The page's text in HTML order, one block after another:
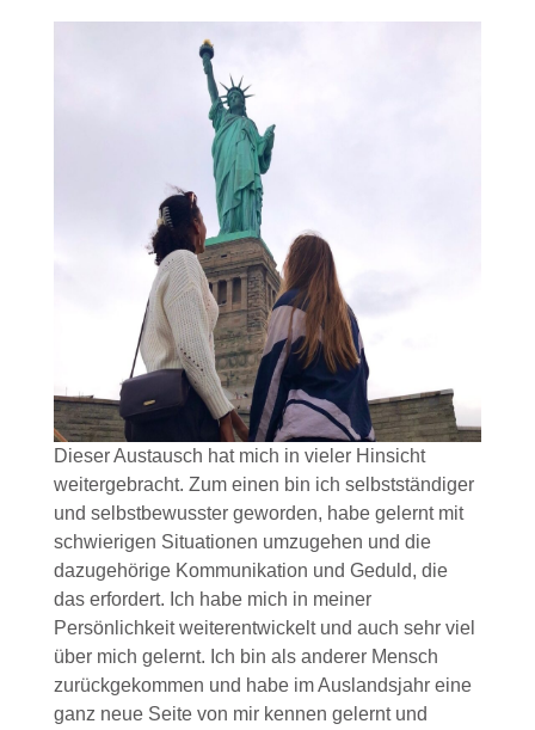
Dieser Austausch hat mich in vieler Hinsicht
weitergebracht. Zum einen bin ich selbstständiger
und selbstbewusster geworden, habe gelernt mit
schwierigen Situationen umzugehen und die
dazugehörige Kommunikation und Geduld, die
das erfordert. Ich habe mich in meiner
Persönlichkeit weiterentwickelt und auch sehr viel
über mich gelernt. Ich bin als anderer Mensch
zurückgekommen und habe im Auslandsjahr eine
ganz neue Seite von mir kennen gelernt und